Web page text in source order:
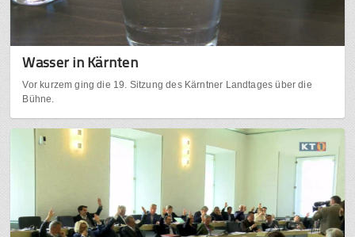
Wasser in Kärnten
Vor kurzem ging die 19. Sitzung des Kärntner Landtages über die
Bühne.